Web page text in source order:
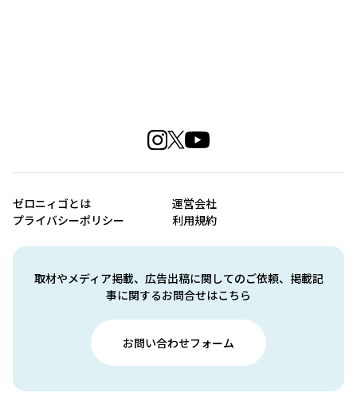
取材やメディア掲載、広告出稿に関してのご依頼、掲載記
事に関するお問合せはこちら
お問い合わせフォーム
ゼロニィゴとは
運営会社
プライバシーポリシー
利用規約